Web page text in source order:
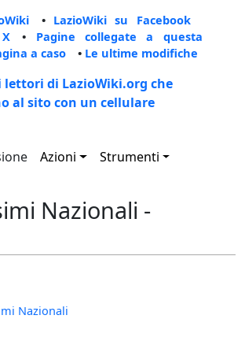
• LazioWiki su Facebook
• Pagine collegate a questa
a caso • Le ultime modifiche
lettori di LazioWiki.org che
al sito con un cellulare
Azioni Strumenti
Nazionali -
Nazionali